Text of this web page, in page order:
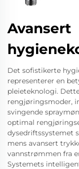
Avansert
Det sofistikerte
representerer en
pleieteknologi.
rengjøringsmoder,
svingende
optimal
dysedriftssystemet
mens avansert
vannstrømmen fra
Systemets